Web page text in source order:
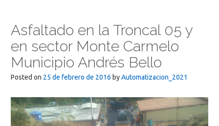
Asfaltado en la Troncal 05 y
en sector Monte Carmelo
Municipio Andrés Bello
Posted on 25 de febrero de 2016 byAutomatizacion_2021